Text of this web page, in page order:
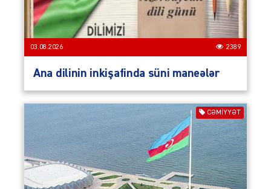
03.08.2026 2389
Ana dilinin inkişafinda süni maneələr
CƏMIYYƏT